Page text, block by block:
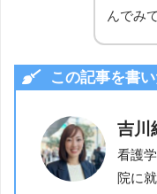
んでみ
この記事を書
吉川
看護
院に